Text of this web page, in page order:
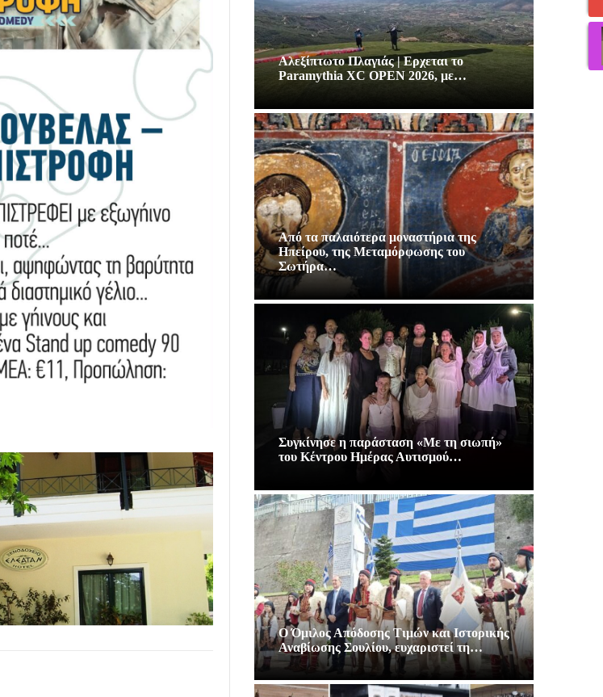
Αλεξίπτωτο Πλαγιάς | Ερχεται το
Paramythia XC OPEN 2026, με…
Από τα παλαιότερα μοναστήρια της
Ηπείρου, της Μεταμόρφωσης του
Σωτήρα…
Συγκίνησε η παράσταση «Με τη σιωπή»
του Κέντρου Ημέρας Αυτισμού…
Ο Όμιλος Απόδοσης Τιμών και Ιστορικής
Αναβίωσης Σουλίου, ευχαριστεί τη…